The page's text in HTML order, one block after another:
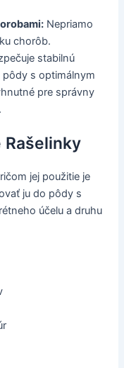
Nepriamo
chorôb.
stabilnú
s optimálnym
pre správny
Rašelinky
jej použitie je
ju do pôdy s
účelu a druhu